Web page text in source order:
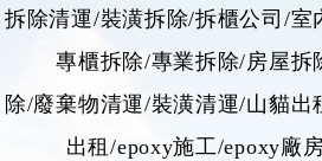
拆除清運/裝潢拆除/拆櫃公司/室
專櫃拆除/專業拆除/房屋拆
除/廢棄物清運/裝潢清運/山貓
出租/epoxy施工/epoxy廠